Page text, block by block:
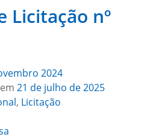
Licitação nº
2024
21 de julho de 2025
, Licitação